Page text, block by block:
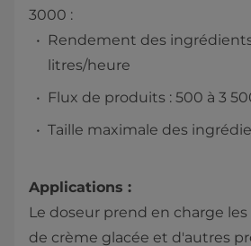
3000 :
Rendement des
litres/heure
Flux de produits : 500 à 3
Taille maximale des
Applications :
Le doseur prend en charge
de crème glacée et d'autres